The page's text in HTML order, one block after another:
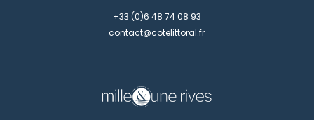
+33 (0)6 48 74 08 93
contact@cotelittoral.fr